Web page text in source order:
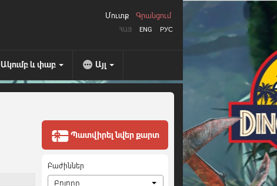
ՀԱՅ ENG РУС
Մուտք Գրանցում
Ակումբ և փաբ Այլ
Պատվիրել նվեր քարտ
Բաժիններ
Բոլորը